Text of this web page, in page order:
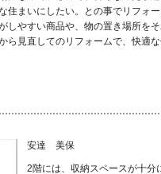
住まいにしたい。との事でリフォ
しやすい商品や、物の置き場所を
ら見直してのリフォームで、快適
安達 美保
2階には、収納スペースが十分